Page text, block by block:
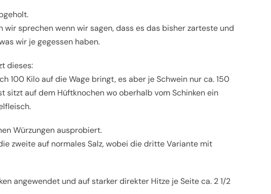
sprechen wenn wir sagen, dass es das bisher zarteste und
wir je gegessen haben.
dieses:
100 Kilo auf die Wage bringt, es aber je Schwein nur ca. 150
sitzt auf dem Hüftknochen wo oberhalb vom Schinken ein
Würzungen ausprobiert.
zweite auf normales Salz, wobei die dritte Variante mit
angewendet und auf starker direkter Hitze je Seite ca. 2 1/2